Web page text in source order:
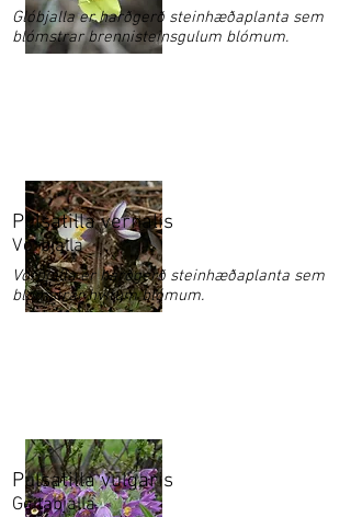
Glóbjalla er harðgerð steinhæðaplanta sem
blómstrar brennisteinsgulum blómum.
Vorbjalla
Pulsatilla vernalis
Vorbjalla er harðgerð steinhæðaplanta sem
blómstrar hvítum blómum.
Geitabjalla
Pulsatilla vulgaris